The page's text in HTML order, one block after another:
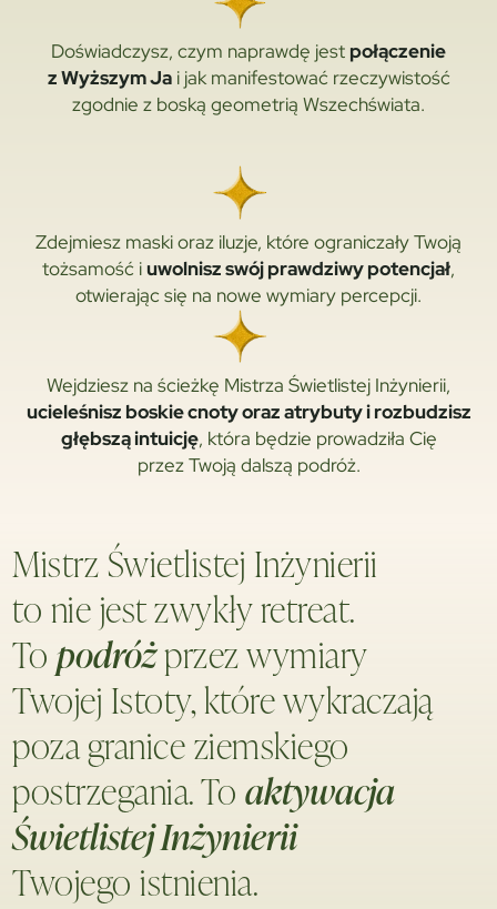
Doświadczysz, czym naprawdę jest połączenie
z Wyższym Jai jak manifestować rzeczywistość
zgodnie z boską geometrią Wszechświata.
Zdejmiesz maski oraz iluzje, które ograniczały Twoją
tożsamość iuwolnisz swój prawdziwy potencjał,
otwierając się na nowe wymiary percepcji.
Wejdziesz na ścieżkę Mistrza Świetlistej Inżynierii,
ucieleśnisz boskie cnoty oraz atrybuty i rozbudzisz
głębszą intuicję, która będzie prowadziła Cię
przez Twoją dalszą podróż.
Mistrz Świetlistej Inżynierii
to nie jest zwykły retreat.
To podróżprzez wymiary
Twojej Istoty, które wykraczają
poza granice ziemskiego
postrzegania. To aktywacja
Świetlistej Inżynierii
Twojego istnienia.